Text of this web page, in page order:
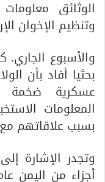
الوثائق
وتنظيم الإخوان
والأسبوع
بحثيا أفاد بأن
عسكرية ضخمة
المعلومات
بسبب علاقاتهم
وتجدر الإشارة